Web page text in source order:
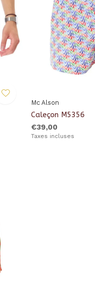
Mc Alson
Caleçon M5356
€39,00
Taxes incluses